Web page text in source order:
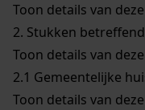
Toon details van
2. Stukken
Toon details van
2.1 Gemeentelijke
Toon details van